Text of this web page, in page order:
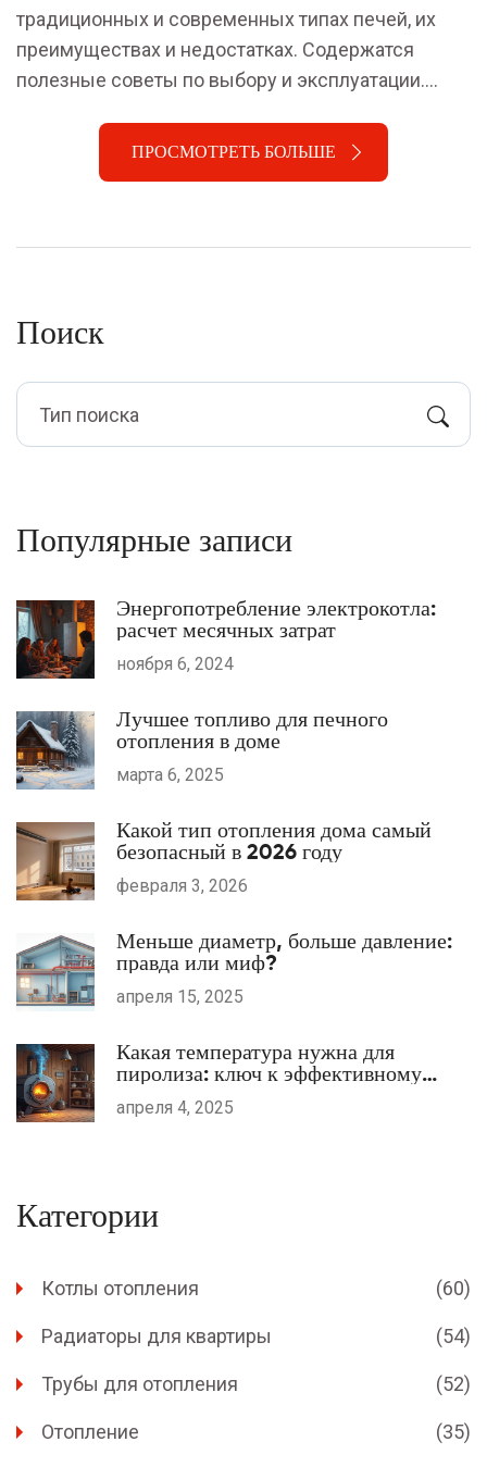
традиционных и современных типах печей, их
преимуществах и недостатках. Содержатся
полезные советы по выбору и эксплуатации.
сделать правильный выбор для вашей семьи.
ПРОСМОТРЕТЬ БОЛЬШЕ
Поиск
Популярные записи
Энергопотребление электрокотла:
расчет месячных затрат
ноября 6, 2024
Лучшее топливо для печного
отопления в доме
марта 6, 2025
Какой тип отопления дома самый
безопасный в 2026 году
февраля 3, 2026
Меньше диаметр, больше давление:
правда или миф?
апреля 15, 2025
Какая температура нужна для
пиролиза: ключ к эффективному
отоплению
апреля 4, 2025
Категории
Котлы отопления (60)
Радиаторы для квартиры (54)
Трубы для отопления (52)
Отопление (35)